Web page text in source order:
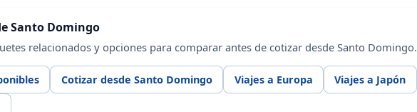
Santo Domingo
relacionados y opciones para comparar antes de cotizar desde Santo Domingo.
Cotizar desde Santo Domingo Viajes a Europa Viajes a Japón